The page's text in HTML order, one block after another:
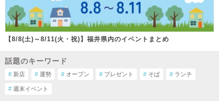
【8/8(土)～8/11(火・祝)】福井県内のイベントまとめ
話題のキーワード
# 新店 # 運勢 # オープン # プレゼント # そば # ランチ
# 週末イベント